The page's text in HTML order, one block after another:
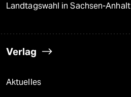
Landtagswahl in Sachsen-Anhalt
Verlag
Aktuelles